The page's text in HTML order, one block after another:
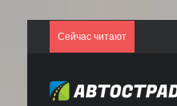
Сейчас читают